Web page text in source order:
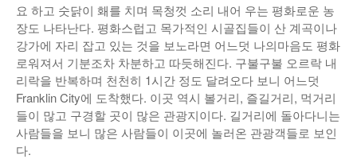
요 하고 숫닭이 홰를 치며 목청껏 소리 내어 우는 평화로운 농
장도 나타난다. 평화스럽고 목가적인 시골집들이 산 계곡이나
강가에 자리 잡고 있는 것을 보노라면 어느덧 나의마음도 평화
로워져서 기분조차 차분하고 따듯해진다. 구불구불 오르락 내
리락을 반복하며 천천히 1시간 정도 달려오다 보니 어느덧
Franklin City에 도착했다. 이곳 역시 볼거리, 즐길거리, 먹거리
들이 많고 구경할 곳이 많은 관광지이다. 길거리에 돌아다니는
사람들을 보니 많은 사람들이 이곳에 놀러온 관광객들로 보인
다.